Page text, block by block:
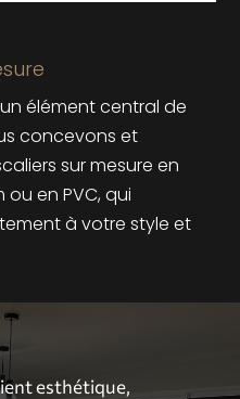
élément central de
concevons et
sur mesure en
ou en PVC, qui
à votre style et
esthétique,